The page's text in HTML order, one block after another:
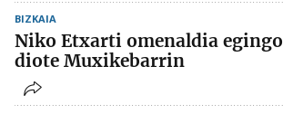
BIZKAIA
Niko Etxarti omenaldia egingo
diote Muxikebarrin